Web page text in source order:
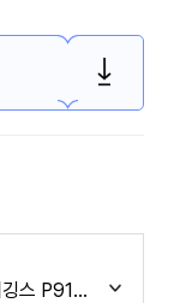
스 P9181 BAS